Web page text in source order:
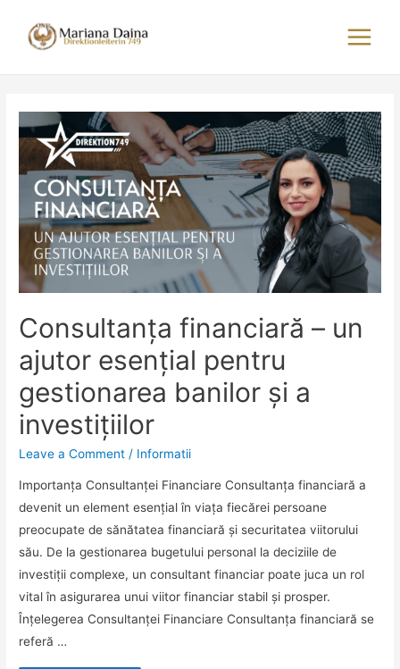
content
Main
Consultanța financiară – un
ajutor esențial pentru
gestionarea banilor și a
investițiilor
Leave a Comment / Informatii
Importanța Consultanței Financiare Consultanța financiară a
devenit un element esențial în viața fiecărei persoane
preocupate de sănătatea financiară și securitatea viitorului
său. De la gestionarea bugetului personal la deciziile de
investiții complexe, un consultant financiar poate juca un rol
vital în asigurarea unui viitor financiar stabil și prosper.
Înțelegerea Consultanței Financiare Consultanța financiară se
referă …